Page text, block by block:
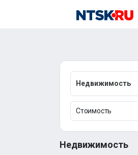
Недвижимость
Стоимость
Недвижимость